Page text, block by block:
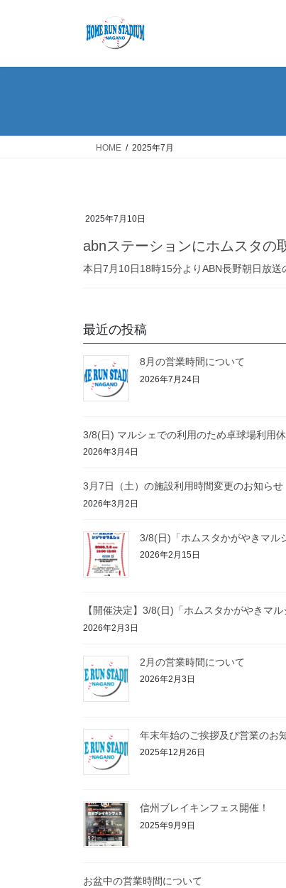
HOME 2025年7月
2025年7月10日
abnステーションにホムスタの
本日7月10日18時15分よりABN長野朝日放
最近の投稿
8月の営業時間について
2026年7月24日
3/8(日) マルシェでの利用のため卓球場利用
2026年3月4日
3月7日（土）の施設利用時間変更のお知らせ
2026年3月2日
3/8(日)「ホムスタかがやきマル
2026年2月15日
【開催決定】3/8(日)「ホムスタかがやきマ
2026年2月3日
2月の営業時間について
2026年2月3日
年末年始のご挨拶及び営業のお
2025年12月26日
信州ブレイキンフェス開催！
2025年9月9日
お盆中の営業時間について